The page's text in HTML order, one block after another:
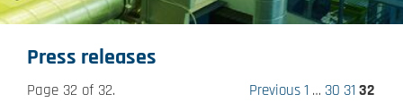
Press releases
Page 32 of 32. Previous1 … 30 31 32